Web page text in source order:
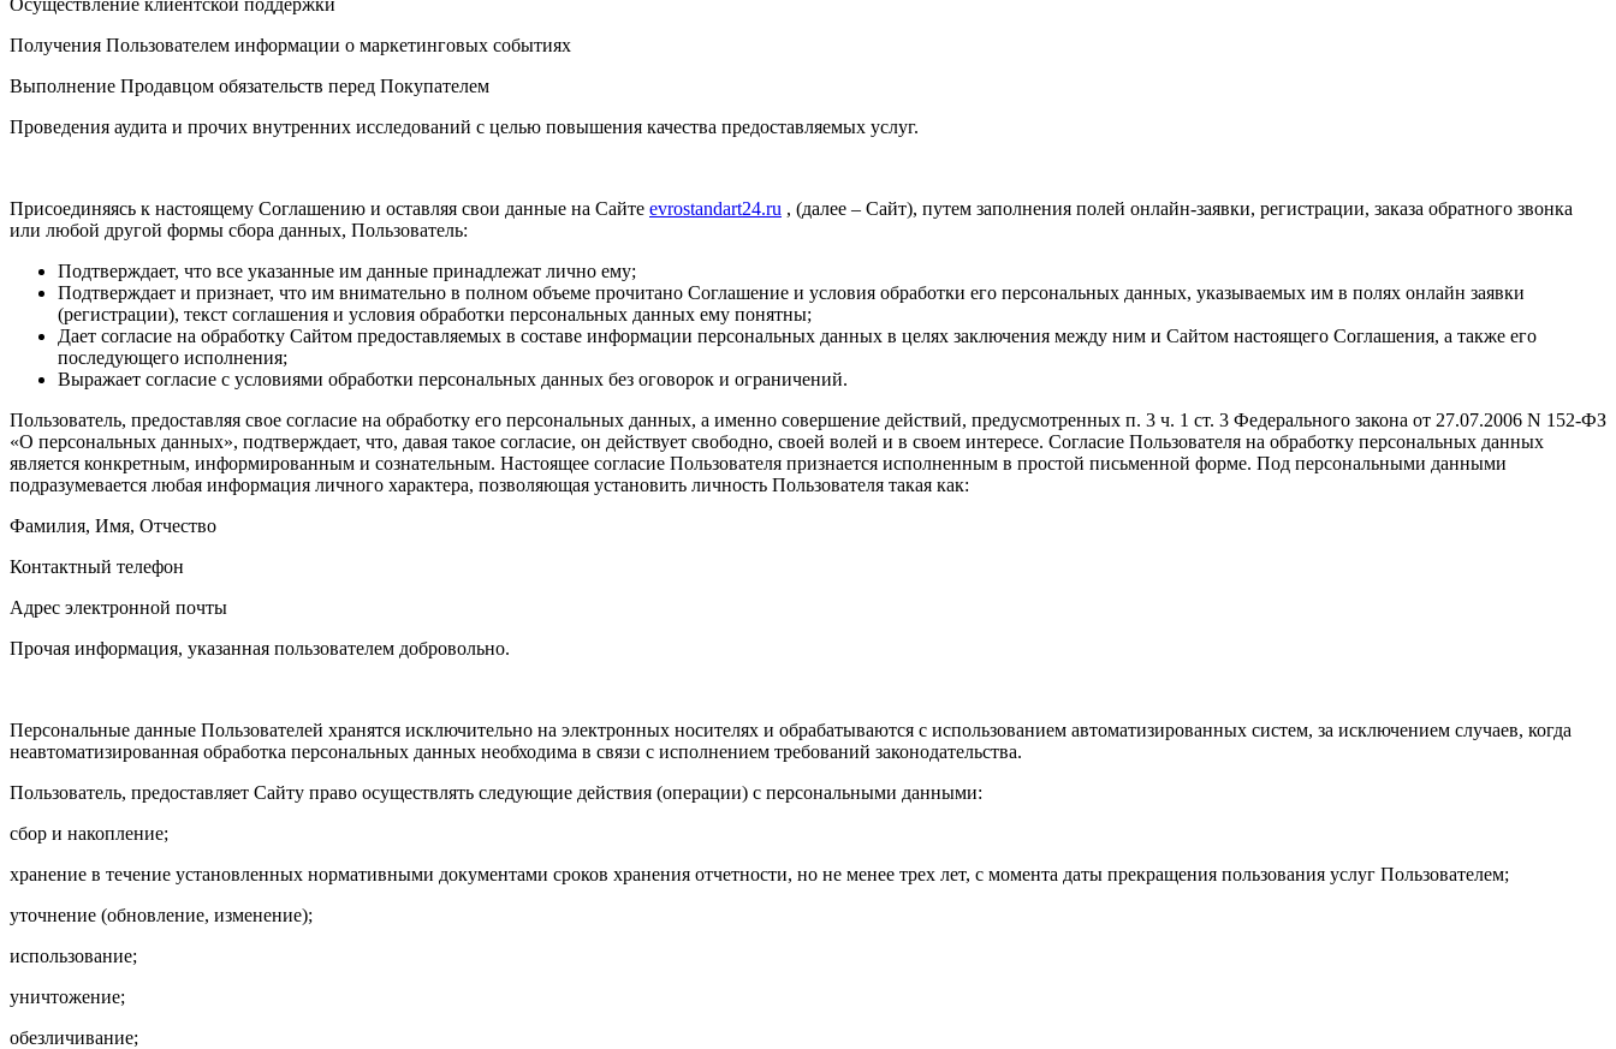
Получения Пользователем информации о маркетинговых событиях
Выполнение Продавцом обязательств перед Покупателем
Проведения аудита и прочих внутренних исследований с целью повышения качества предоставляемых услуг.
Присоединяясь к настоящему Соглашению и оставляя свои данные на Сайте evrostandart24.ru , (далее – Сайт), путем заполнения полей онлайн-заявки, регистрации, заказа обратного звонка
или любой другой формы сбора данных, Пользователь:
Подтверждает, что все указанные им данные принадлежат лично ему;
Подтверждает и признает, что им внимательно в полном объеме прочитано Соглашение и условия обработки его персональных данных, указываемых им в полях онлайн заявки
(регистрации), текст соглашения и условия обработки персональных данных ему понятны;
Дает согласие на обработку Сайтом предоставляемых в составе информации персональных данных в целях заключения между ним и Сайтом настоящего Соглашения, а также его
последующего исполнения;
Выражает согласие с условиями обработки персональных данных без оговорок и ограничений.
Пользователь, предоставляя свое согласие на обработку его персональных данных, а именно совершение действий, предусмотренных п. 3 ч. 1 ст. 3 Федерального закона от 27.07.2006 N 152-ФЗ
«О персональных данных», подтверждает, что, давая такое согласие, он действует свободно, своей волей и в своем интересе. Согласие Пользователя на обработку персональных данных
является конкретным, информированным и сознательным. Настоящее согласие Пользователя признается исполненным в простой письменной форме. Под персональными данными
подразумевается любая информация личного характера, позволяющая установить личность Пользователя такая как:
Фамилия, Имя, Отчество
Контактный телефон
Адрес электронной почты
Прочая информация, указанная пользователем добровольно.
Персональные данные Пользователей хранятся исключительно на электронных носителях и обрабатываются с использованием автоматизированных систем, за исключением случаев, когда
неавтоматизированная обработка персональных данных необходима в связи с исполнением требований законодательства.
Пользователь, предоставляет Сайту право осуществлять следующие действия (операции) с персональными данными:
сбор и накопление;
хранение в течение установленных нормативными документами сроков хранения отчетности, но не менее трех лет, с момента даты прекращения пользования услуг Пользователем;
уточнение (обновление, изменение);
использование;
уничтожение;
обезличивание;